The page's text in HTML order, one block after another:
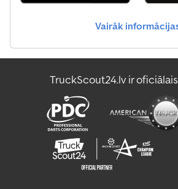
Vairāk
TruckScout24.lv ir